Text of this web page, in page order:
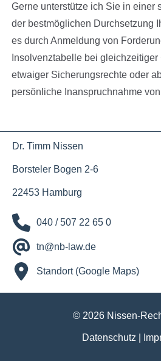
Gerne unterstütze ich Sie in einer
der bestmöglichen Durchsetzung
es durch Anmeldung von
Insolvenztabelle bei
etwaiger Sicherungsrechte oder
persönliche Inanspruchnahme
Dr. Timm Nissen
Borsteler Bogen 2-6
22453 Hamburg
040 / 507 22 65 0
tn@nb-law.de
Standort (Google Maps)
© 2026 Nissen-
Datenschutz